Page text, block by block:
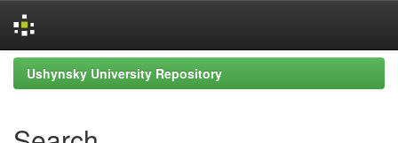
Skip
navigation
Ushynsky University Repository